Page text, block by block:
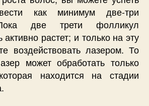
как минимум две-три
две трети фолликул
растет; и только на эту
воздействовать лазером. То
может обработать только
находится на стадии